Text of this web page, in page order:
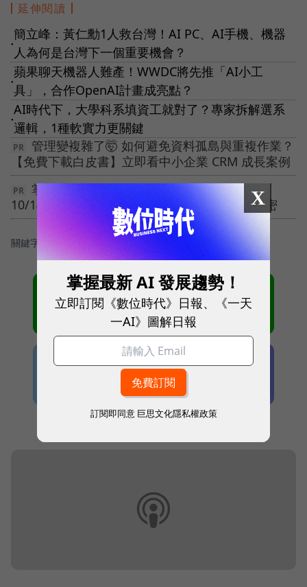
延伸閱讀
●
簡立峰：黃仁勳1人救台灣！AI PC、AI手機、機器
人為何是台灣下一個重要機會？
●
蘋果聊天機器人難產！WWDC將先推「AI小工
具」，合作OpenAI計畫成亮點？
●
AI時代下，大學科系填資工就對了？專家拆解選系
邏輯，1種軟實力更關鍵
管理變複雜了🤯 如何避免資料孤島與重複作業？
【免費下載白皮書】立即看中小企業 CRM 成長案例
掌握 10% 關鍵顧客，引爆 70% 營收！
10/14【深度會員經營】電通高階顧問群獨家解密
關鍵字： ＃Google I/O
本網站內容未經允許，不得轉載。
X
掌握最新 AI 發展趨勢！
立即訂閱《數位時代》日報、《一天
一AI》圖解日報
訂閱即同意 巨思文化隱私權政策